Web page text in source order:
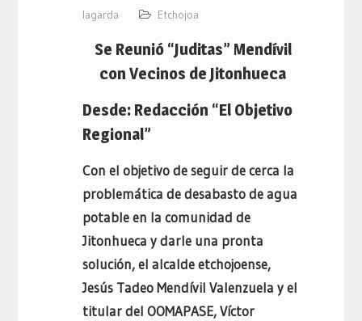
lagarda
Etchojoa
Se Reunió “Juditas” Mendívil
con Vecinos de Jitonhueca
Desde: Redacción “El Objetivo
Regional”
Con el objetivo de seguir de cerca la
problemática de desabasto de agua
potable en la comunidad de
Jitonhueca y darle una pronta
solución, el alcalde etchojoense,
Jesús Tadeo Mendívil Valenzuela y el
titular del OOMAPASE, Víctor